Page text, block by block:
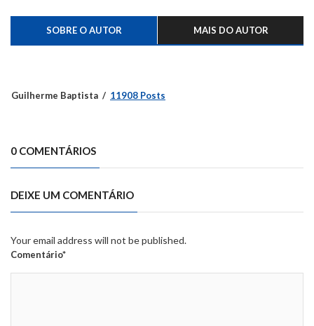
SOBRE O AUTOR MAIS DO AUTOR
Guilherme Baptista 11908 Posts
0 COMENTÁRIOS
DEIXE UM COMENTÁRIO
Your email address will not be published.
Comentário*